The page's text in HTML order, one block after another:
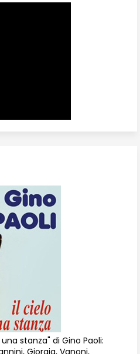
stanza" di Gino Paoli:
Giorgia, Vanoni,